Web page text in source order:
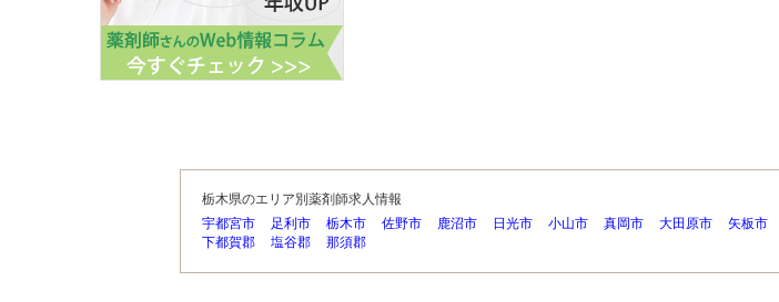
栃木県のエリア別薬剤師求人情報
宇都宮市
足利市 栃木市 佐野市 鹿沼市 日光市 小山市 真岡市 大田原市 矢板市
下都賀郡
塩谷郡 那須郡